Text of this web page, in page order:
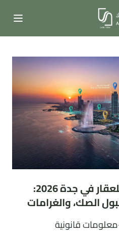
التسجيل العيني للعقار في جدة 2026:
الصك، والغرامات
معلومات قانونية